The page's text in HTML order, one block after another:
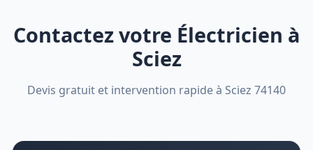
Contactez votre Électricien à
Sciez
Devis gratuit et intervention rapide à Sciez 74140